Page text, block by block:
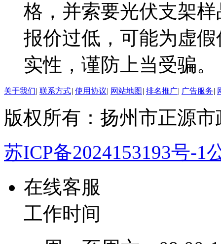
格，并索要光伏支架
报价过低，可能为虚
实性，谨防上当受骗。
关于我们| 联系方式| 使用协议| 网站地图 | 排名推广| 广告服务|
版权所有：扬州市正源
苏ICP备2024153193号-1
在线客服
工作时间